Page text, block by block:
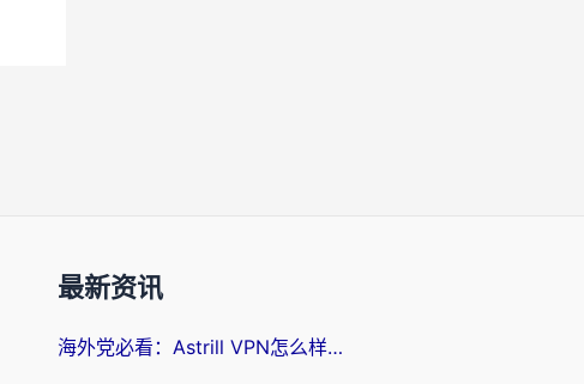
最新资讯
海外党必看：Astrill VPN怎么样？3步选对回国加速器实现无缝刷剧玩游戏